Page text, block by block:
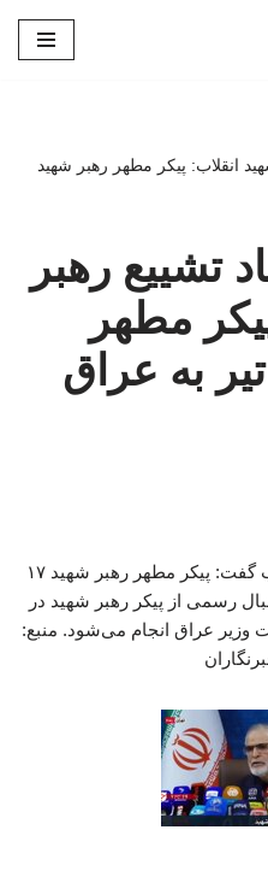
انقلاب: پیکر مطهر رهبر شهید
تشییع رهبر
مطهر
رهبر شهید ۱۷ تیر به عراق
دبیر ستاد تشییع رهبر شهید انقلاب گفت: پیکر مطهر رهبر شهید ۱۷
رسمی از پیکر رهبر شهید در
وزیر عراق انجام می‌شود. منبع: